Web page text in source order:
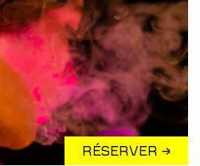
RÉSERVER →